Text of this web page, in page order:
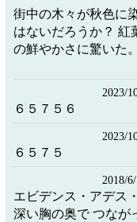
街中の木々が秋色に
はないだろうか？ 紅
の鮮やかさに驚いた。
2023/
６５７５６
2023/
６５７５
2018/
エビデンス・アデス
深い胸の奥で つなが